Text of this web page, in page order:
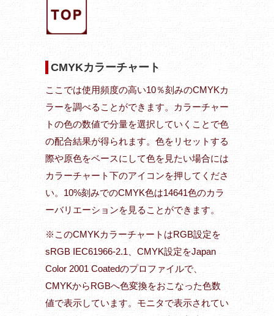
CMYKカラーチャート
ここでは使用頻度の高い10％刻みのCMYKカ
ラーを調べることができます。カラーチャー
トの色の数値で分量を選択していくことで色
の配合結果が得られます。色をリセットする
際や原色をベースにして色を見たい場合には
カラーチャート下のアイコンを押してくださ
い。10%刻みでのCMYK色は14641色のカラ
ーバリエーションを見ることができます。
※このCMYKカラーチャートはRGB設定を
sRGB IEC61966-2.1、CMYK設定をJapan
Color 2001 Coatedのプロファイルで、
CMYKからRGBへ色変換をおこなった色数
値で表示しています。モニタで表示されてい